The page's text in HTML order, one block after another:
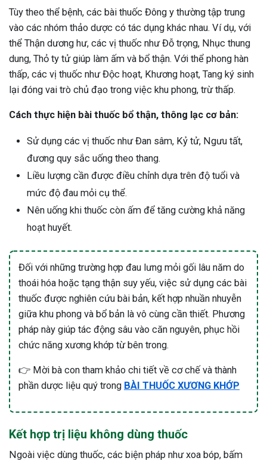
Tùy theo thể bệnh, các bài thuốc Đông y thường tập trung
vào các nhóm thảo dược có tác dụng khác nhau. Ví dụ, với
thể Thận dương hư, các vị thuốc như Đỗ trọng, Nhục thung
dung, Thỏ ty tử giúp làm ấm và bổ thận. Với thể phong hàn
thấp, các vị thuốc như Độc hoạt, Khương hoạt, Tang ký sinh
lại đóng vai trò chủ đạo trong việc khu phong, trừ thấp.
Cách thực hiện bài thuốc bổ thận, thông lạc cơ bản:
Sử dụng các vị thuốc như Đan sâm, Kỷ tử, Ngưu tất,
đương quy sắc uống theo thang.
Liều lượng cần được điều chỉnh dựa trên độ tuổi và
mức độ đau mỏi cụ thể.
Nên uống khi thuốc còn ấm để tăng cường khả năng
hoạt huyết.
Đối với những trường hợp đau lưng mỏi gối lâu năm do
thoái hóa hoặc tạng thận suy yếu, việc sử dụng các bài
thuốc được nghiên cứu bài bản, kết hợp nhuần nhuyễn
giữa khu phong và bổ bản là vô cùng cần thiết. Phương
pháp này giúp tác động sâu vào căn nguyên, phục hồi
chức năng xương khớp từ bên trong.
👉 Mời bà con tham khảo chi tiết về cơ chế và thành
phần dược liệu quý trong BÀI THUỐC XƯƠNG KHỚP
Kết hợp trị liệu không dùng thuốc
Ngoài việc dùng thuốc, các biện pháp như xoa bóp, bấm